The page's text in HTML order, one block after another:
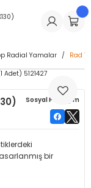
Radial Yamalar Rad
Sosyal Paylaşım
bir